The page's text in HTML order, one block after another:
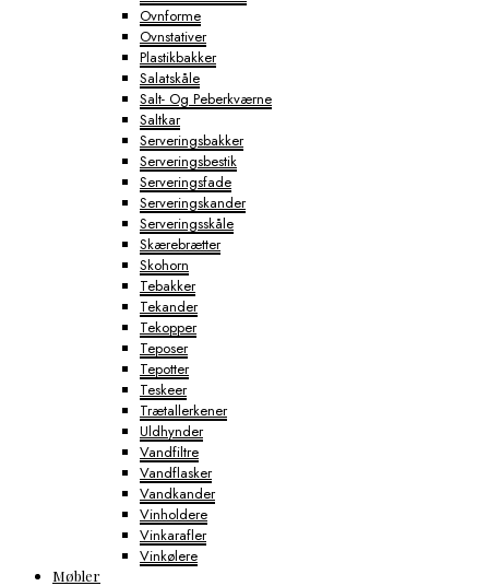
Ovnforme
Ovnstativer
Plastikbakker
Salatskåle
Salt- Og Peberkværne
Saltkar
Serveringsbakker
Serveringsbestik
Serveringsfade
Serveringskander
Serveringsskåle
Skærebrætter
Skohorn
Tebakker
Tekander
Tekopper
Teposer
Tepotter
Teskeer
Trætallerkener
Uldhynder
Vandfiltre
Vandflasker
Vandkander
Vinholdere
Vinkarafler
Vinkølere
Møbler